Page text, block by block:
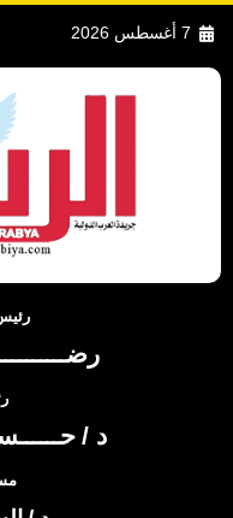
7 أغسطس 2026
د /